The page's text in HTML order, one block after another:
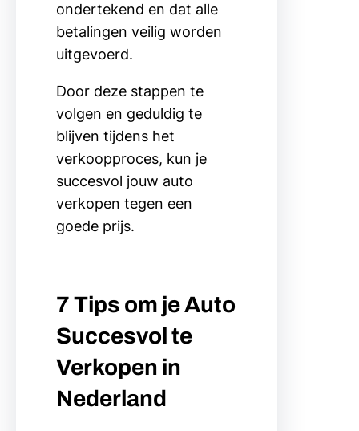
ondertekend en dat alle
betalingen veilig worden
uitgevoerd.
Door deze stappen te
volgen en geduldig te
blijven tijdens het
verkoopproces, kun je
succesvol jouw auto
verkopen tegen een
goede prijs.
7 Tips om je Auto
Succesvol te
Verkopen in
Nederland